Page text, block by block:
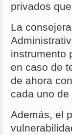
privados
La
instrumento
en caso de
de ahora
cada uno de
Además, el